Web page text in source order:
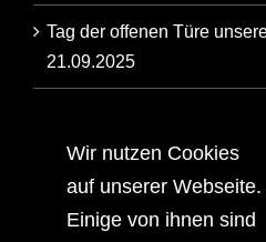
Tag der offenen Türe
21.09.2025
Familienbrennerei
Wir nutzen Cookies
auf unserer Webseite.
Einige von ihnen sind